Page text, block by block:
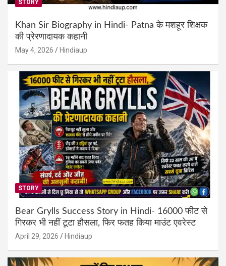
STORY
Khan Sir Biography in Hindi- Patna के मशहूर शिक्षक
की प्रेरणादायक कहानी
May 4, 2026 Hindiaup
STORY
Bear Grylls Success Story in Hindi- 16000 फीट से
गिरकर भी नहीं टूटा हौसला, फिर फतह किया माउंट एवरेस्ट
April 29, 2026 Hindiaup